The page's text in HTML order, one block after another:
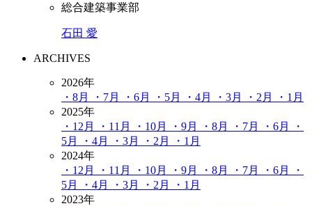
総合建築事業部
石田 愛
ARCHIVES
2026年
・8月
・7月 ・6月 ・5月 ・4月 ・3月 ・2月
・1月
2025年
・12月
・11月 ・10月 ・9月 ・8月 ・7月 ・6月
・
5月
・4月 ・3月 ・2月
・1月
2024年
・12月
・11月 ・10月 ・9月 ・8月 ・7月 ・6月
・
5月
・4月 ・3月 ・2月
・1月
2023年